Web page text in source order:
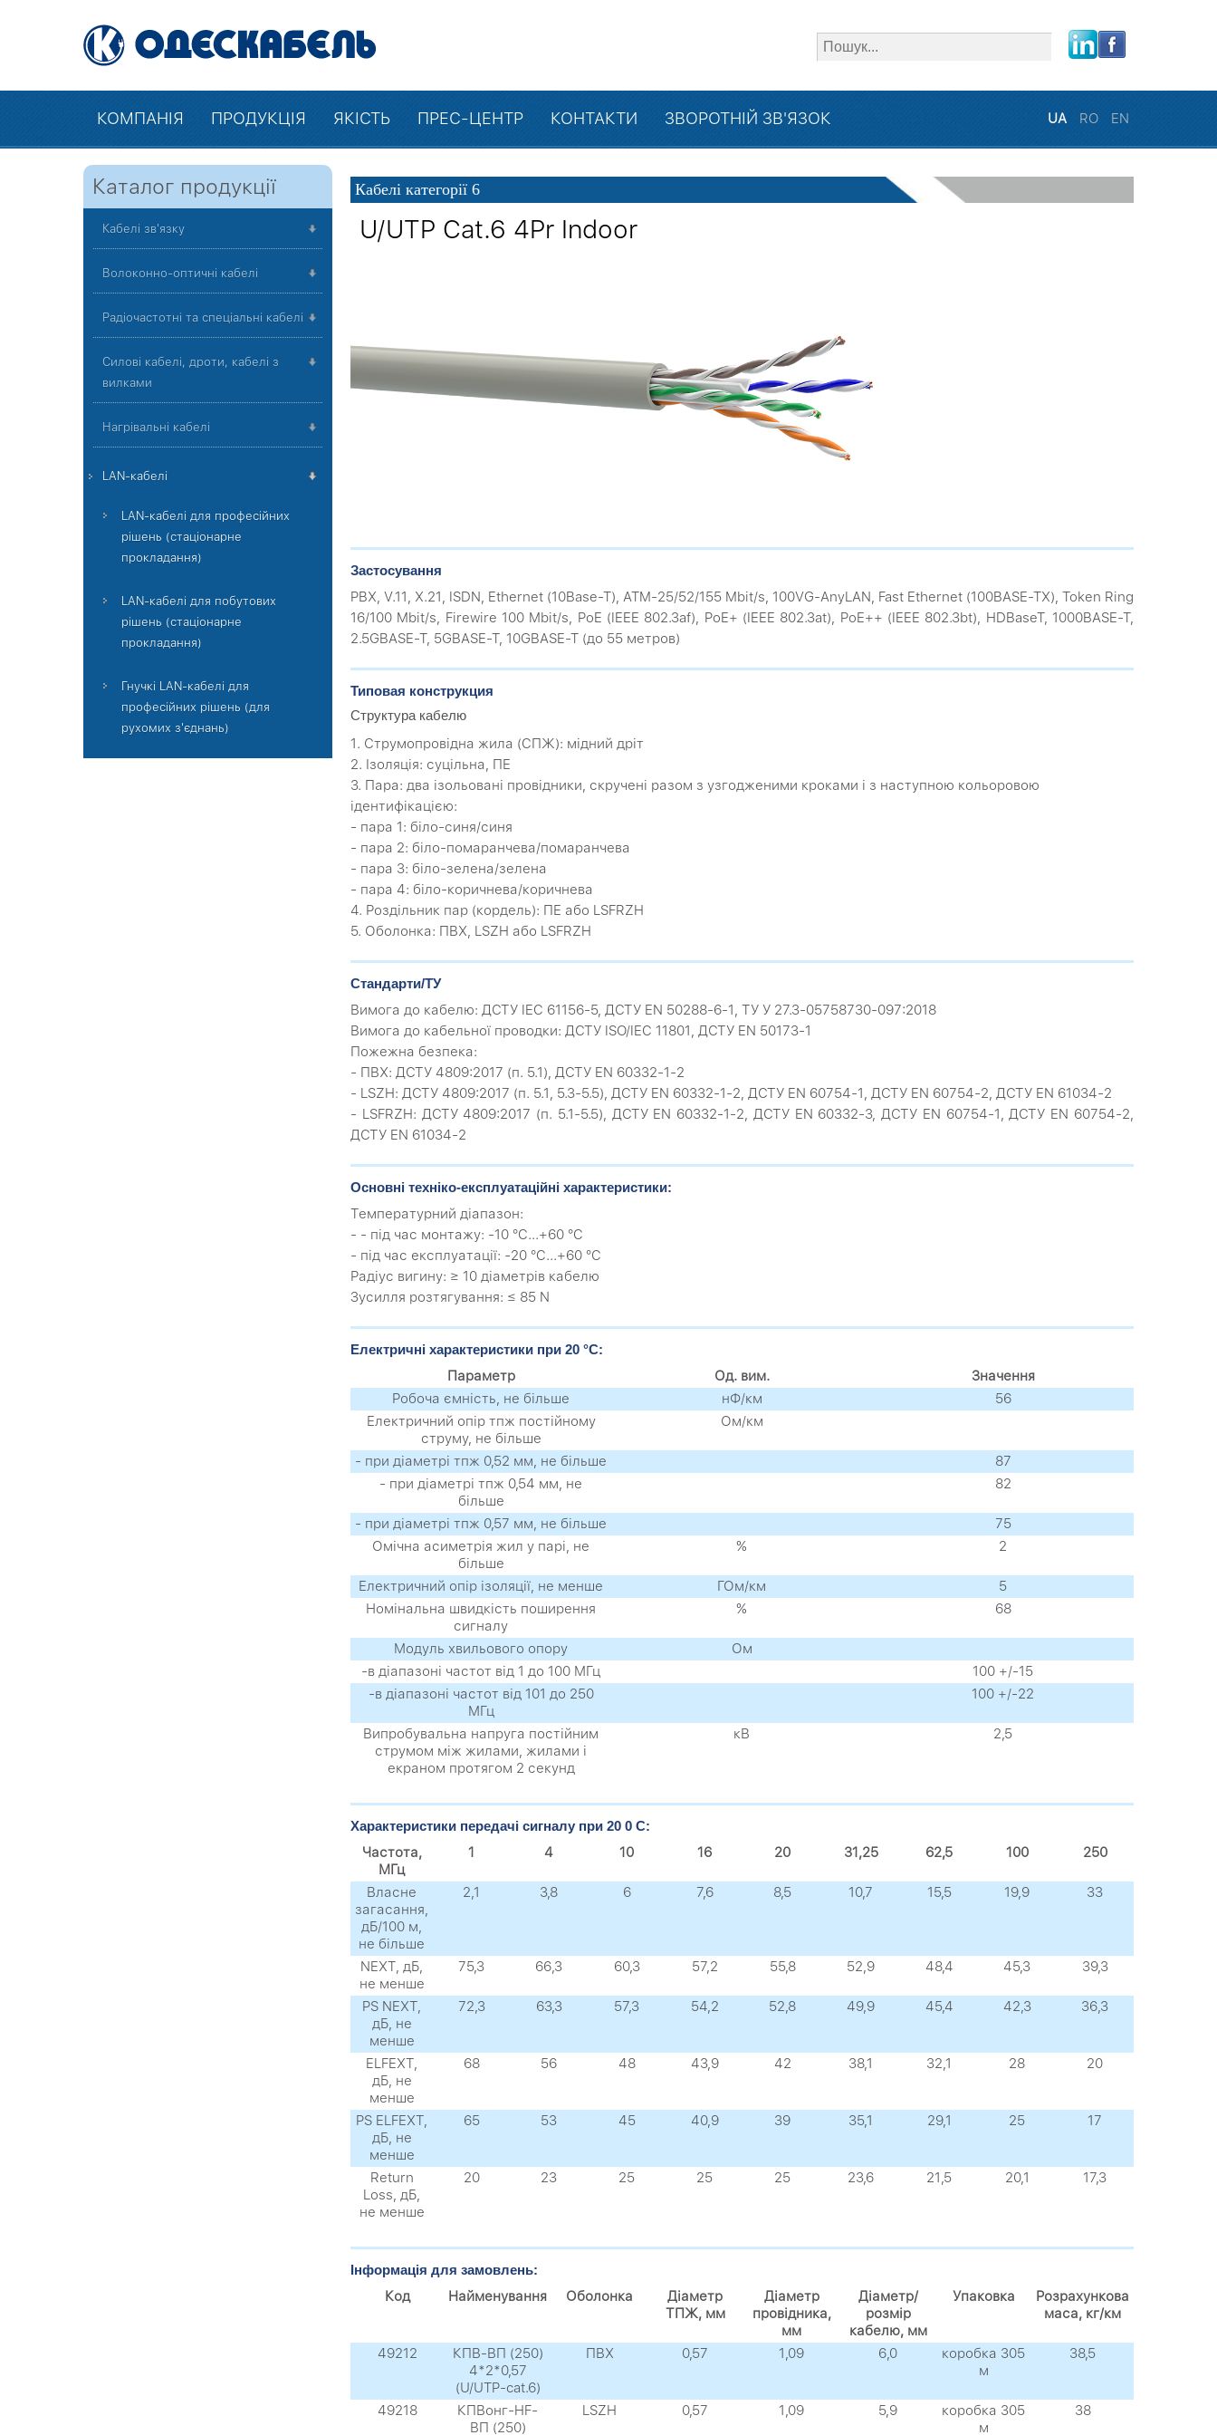
КОМПАНІЯ ПРОДУКЦІЯ ЯКІСТЬ ПРЕС-ЦЕНТР КОНТАКТИ ЗВОРОТНІЙ ЗВ'ЯЗОК UA RO EN
Каталог продукції
Кабелі зв'язку
Волоконно-оптичні кабелі
Радіочастотні та спеціальні кабелі
Силові кабелі, дроти, кабелі з
вилками
Нагрівальні кабелі
LAN-кабелі
LAN-кабелі для професійних
рішень (стаціонарне
прокладання)
LAN-кабелі для побутових
рішень (стаціонарне
прокладання)
Гнучкі LAN-кабелі для
професійних рішень (для
рухомих з'єднань)
Кабелі категорії 6
U/UTP Cat.6 4Pr Indoor
Застосування
PBX, V.11, X.21, ISDN, Ethernet (10Base-T), ATM-25/52/155 Mbit/s, 100VG-AnyLAN, Fast Ethernet (100BASE-TX), Token Ring
16/100 Mbit/s, Firewire 100 Mbit/s, PoE (IEEE 802.3af), PoE+ (IEEE 802.3at), PoE++ (IEEE 802.3bt), HDBaseT, 1000BASE-T,
2.5GBASE-T, 5GBASE-T, 10GBASE-T (до 55 метров)
Типовая конструкция
Структура кабелю
1. Струмопровідна жила (CПЖ): мідний дріт
2. Ізоляція: суцільна, ПЕ
3. Пара: два ізольовані провідники, скручені разом з узгодженими кроками і з наступною кольоровою
ідентифікацією:
- пара 1: біло-синя/синя
- пара 2: біло-помаранчева/помаранчева
- пара 3: біло-зелена/зелена
- пара 4: біло-коричнева/коричнева
4. Роздільник пар (кордель): ПЕ або LSFRZH
5. Оболонка: ПВХ, LSZH або LSFRZH
Стандарти/ТУ
Вимога до кабелю: ДСТУ IEC 61156-5, ДСТУ EN 50288-6-1, ТУ У 27.3-05758730-097:2018
Вимога до кабельної проводки: ДСТУ ISO/IEC 11801, ДСТУ EN 50173-1
Пожежна безпека:
- ПВХ: ДСТУ 4809:2017 (п. 5.1), ДСТУ EN 60332-1-2
- LSZH: ДСТУ 4809:2017 (п. 5.1, 5.3-5.5), ДСТУ EN 60332-1-2, ДСТУ EN 60754-1, ДСТУ EN 60754-2, ДСТУ EN 61034-2
- LSFRZH: ДСТУ 4809:2017 (п. 5.1-5.5), ДСТУ EN 60332-1-2, ДСТУ EN 60332-3, ДСТУ EN 60754-1, ДСТУ EN 60754-2,
ДСТУ EN 61034-2
Основні техніко-експлуатаційні характеристики:
Температурний діапазон:
- - під час монтажу: -10 °C...+60 °C
- під час експлуатації: -20 °C...+60 °C
Радіус вигину: ≥ 10 діаметрів кабелю
Зусилля розтягування: ≤ 85 N
Електричні характеристики при 20 °C:
Параметр Од. вим.
Значення
Робоча ємність, не більше
нФ/км
56
Електричний опір тпж постійному
струму, не більше
Ом/км
- при діаметрі тпж 0,52 мм, не більше
87
- при діаметрі тпж 0,54 мм, не
більше
82
- при діаметрі тпж 0,57 мм, не більше
75
Омічна асиметрія жил у парі, не
більше
% 2
Електричний опір ізоляції, не менше ГОм/км
5
Номінальна швидкість поширення
сигналу
% 68
Модуль хвильового опору
Ом
-в діапазоні частот від 1 до 100 МГц
100 +/-15
-в діапазоні частот від 101 до 250
МГц
100 +/-22
Випробувальна напруга постійним
струмом між жилами, жилами і
екраном протягом 2 секунд
кВ 2,5
Характеристики передачі сигналу при 20 0 C:
Частота,
МГц
1 4 10 16 20 31,25 62,5 100 250
Власне
загасання,
дБ/100 м,
не більше
2,1 3,8 6 7,6 8,5 10,7 15,5 19,9 33
NEXТ, дБ,
не менше
75,3 66,3 60,3 57,2 55,8 52,9 48,4 45,3 39,3
PS NEXТ,
дБ, не
менше
72,3 63,3 57,3 54,2 52,8 49,9 45,4 42,3 36,3
ELFEXТ,
дБ, не
менше
68 56 48 43,9 42 38,1 32,1 28 20
PS ELFEXТ,
дБ, не
менше
65 53 45 40,9 39 35,1 29,1 25 17
Return
Loss, дБ,
не менше
20 23 25 25 25 23,6 21,5 20,1 17,3
Інформація для замовлень:
Код Найменування Оболонка
Діаметр
ТПЖ, мм
Діаметр
провідника,
мм
Діаметр/
розмір
кабелю, мм
Упаковка
Розрахункова
маса, кг/км
49212
КПВ-ВП (250)
4*2*0,57
(U/UTP-cat.6)
ПВХ 0,57 1,09 6,0
коробка 305
м
38,5
49218
КПВонг-HF-
ВП (250)
LSZH 0,57 1,09 5,9
коробка 305
м
38
close